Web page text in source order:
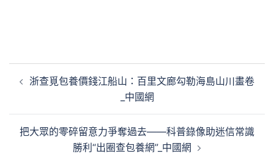
章
覽
浙查覓包養價錢江船山：百里文廊勾勒海島山川畫卷
_中國網
把大眾的零碎留意力爭奪過去——科普錄像助迷信常識
勝利“出圈查包養網”_中國網